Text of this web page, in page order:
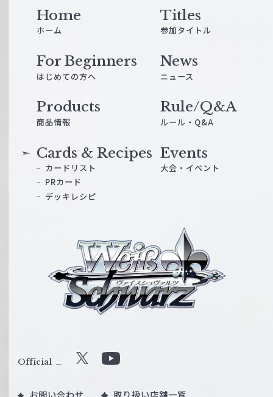
ス
ル
Home
ホーム
Titles
参加タイトル
For Beginners
はじめての方へ
News
ニュース
Products
商品情報
Cards & Recipes
カードリスト
PRカード
デッキレシピ
Events
大会・イベント
Rule/Q&A
ルール・Q&A
Official X
お問い合わせ 取り扱い店舗一覧